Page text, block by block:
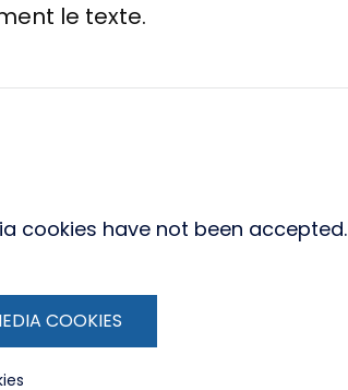
le texte.
cookies have not been accepted.
COOKIES